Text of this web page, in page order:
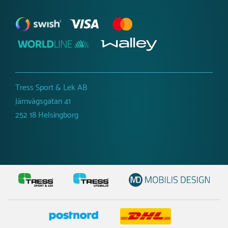
Tress Sport & Lek AB
Järnvägsgatan 41
252 18 Helsingborg